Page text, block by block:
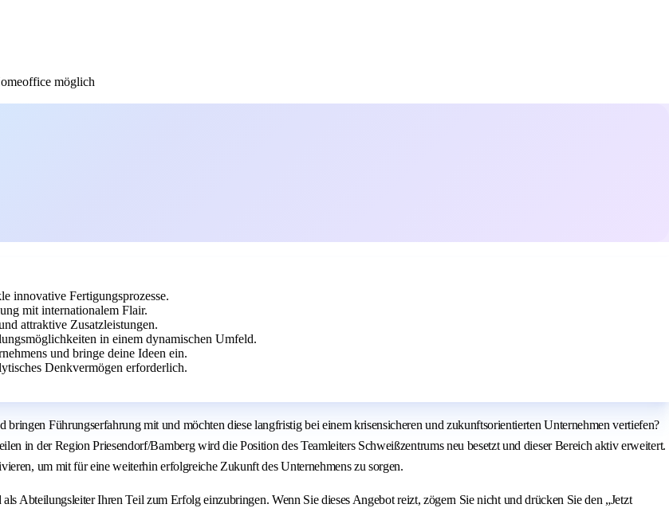
möglich
innovative Fertigungsprozesse.
mit internationalem Flair.
attraktive Zusatzleistungen.
in einem dynamischen Umfeld.
und bringe deine Ideen ein.
Denkvermögen erforderlich.
Führungserfahrung mit und möchten diese langfristig bei einem krisensicheren und zukunftsorientierten Unternehmen vertiefen?
in der Region Priesendorf/Bamberg wird die Position des Teamleiters Schweißzentrums neu besetzt und dieser Bereich aktiv erweitert.
um mit für eine weiterhin erfolgreiche Zukunft des Unternehmens zu sorgen.
Abteilungsleiter Ihren Teil zum Erfolg einzubringen. Wenn Sie dieses Angebot reizt, zögern Sie nicht und drücken Sie den „Jetzt